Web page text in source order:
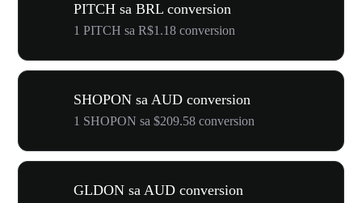
PITCH sa BRL conversion
1 PITCH sa R$1.18 conversion
SHOPON sa AUD conversion
1 SHOPON sa $209.58 conversion
GLDON sa AUD conversion